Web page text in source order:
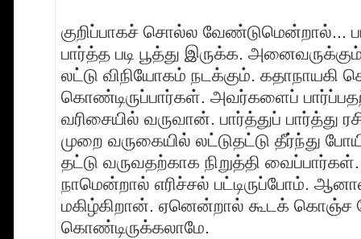
குறிப்பாகச் சொல்ல வேண்டுமென்றால்...
பார்த்த படி பூத்து இருக்க.
லட்டு விநியோகம் நடக்கும். கதாநாயகி
கொண்டிருப்பார்கள். அவர்களைப்
வரிசையில் வருவான். பார்த்துப் பார்த்து
முறை வருகையில் லட்டுதட்டு தீர்ந்து
தட்டு வருவதற்காக நிறுத்தி
நாமென்றால் எரிச்சல் பட்டிருப்போம்.
மகிழ்கிறான். ஏனென்றால் கூடக் கொஞ்ச
கொண்டிருக்கலாமே.